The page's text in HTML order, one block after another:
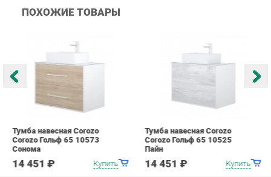
14 451 ₽ 14 451 ₽
info@bath-ekb.ru
Коллекции
Шкафы в ванную
Комоды для ванной
О проекте
Контакты
Дизайн